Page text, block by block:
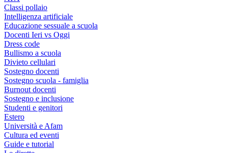
Classi pollaio
Intelligenza artificiale
Educazione sessuale a scuola
Docenti Ieri vs Oggi
Dress code
Bullismo a scuola
Divieto cellulari
Sostegno docenti
Sostegno scuola - famiglia
Burnout docenti
Sostegno e inclusione
Studenti e genitori
Estero
Università e Afam
Cultura ed eventi
Guide e tutorial